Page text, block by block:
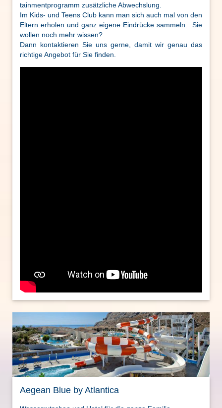
tainmentprogramm zusätzliche Abwechslung.
Im Kids- und Teens Club kann man sich auch mal von den
Eltern erholen und ganz eigene Eindrücke sammeln. Sie
wollen noch mehr wissen?
Dann kontaktieren Sie uns gerne, damit wir genau das
richtige Angebot für Sie finden.
Aegean Blue by Atlantica